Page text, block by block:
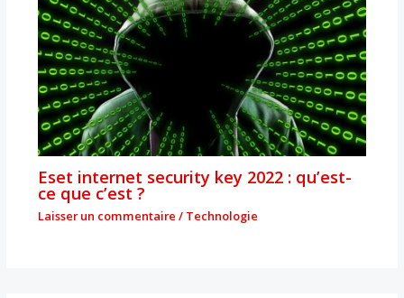
Eset internet security key 2022 : qu’est-
ce que c’est ?
Laisser un commentaire / Technologie